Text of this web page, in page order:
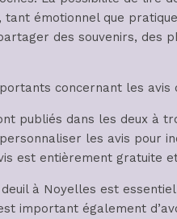
émotionnel que
des souvenirs, des
concernant les
publiés dans les deux à
les avis pour
est entièrement gratuite
à Noyelles est
important également